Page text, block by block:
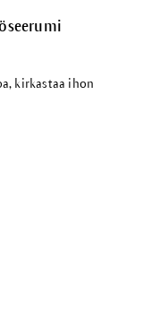
kirkastaa ihon